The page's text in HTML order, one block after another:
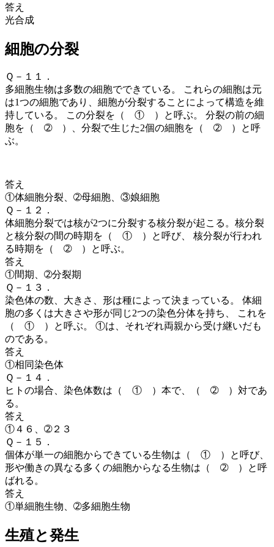
答え
光合成
細胞の分裂
Ｑ－１１．
多細胞生物は多数の細胞でできている。 これらの細胞は元
は1つの細胞であり、細胞が分裂することによって構造を維
持している。 この分裂を（ ① ）
と呼ぶ。 分裂の前の細
胞を（ ➁ ）
、分裂で生じた2個の細胞を（ ➁ ）
と呼
ぶ。
答え
①体細胞分裂、➁母細胞、③娘細胞
Ｑ－１２．
体細胞分裂では核が2つに分裂する核分裂が起こる。核分裂
と核分裂の間の時期を（ ① ）と呼び、 核分裂が行われ
る時期を（ ➁ ）と呼ぶ。
答え
①間期、➁分裂期
Ｑ－１３．
染色体の数、大きさ、形は種によって決まっている。 体細
胞の多くは大きさや形が同じ2つの染色分体を持ち、 これを
（ ① ）
と呼ぶ。 ①は、それぞれ両親から受け継いだも
のである。
答え
①相同染色体
Ｑ－１４．
ヒトの場合、染色体数は（ ① ）本で、（ ➁ ）対であ
る。
答え
①４６、➁２３
Ｑ－１５．
個体が単一の細胞からできている生物は（ ① ）
と呼び、
形や働きの異なる多くの細胞からなる生物は（ ➁ ）と呼
ばれる。
答え
①単細胞生物、➁多細胞生物
生殖と発生